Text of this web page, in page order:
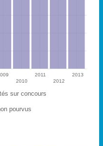
2011
2013
2010 2012
sur concours
pourvus